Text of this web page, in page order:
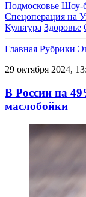
Подмосковье Шоу-
Спецоперация на
Культура Здоровье
Главная Рубрики
29 октября 2024,
В России на
маслобойки